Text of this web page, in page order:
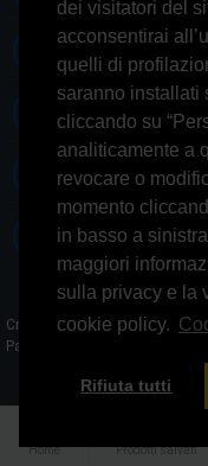
dei visitatori del
acconsentirai
quelli di
saranno installati
cliccando su
analiticamente a
revocare o
momento
in basso a
maggiori
sulla privacy e la
cookie policy.
Rifiuta tutti
Informazioni
Facebook
Skype
Credits: AGlab.it - © 2026 All
Partita IVA 09644031008​
Home Prodotti salvati